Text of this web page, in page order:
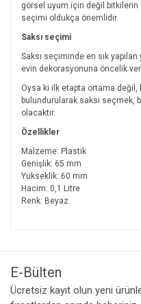
görsel uyum için değil bitkilerin
seçimi oldukça önemlidir.
Saksı seçimi
Saksı seçiminde en sık
evin dekorasyonuna öncelik
Oysa ki ilk etapta ortama
bulundurularak saksı seçmek,
olacaktır.
Özellikler
Malzeme: Plastik
Genişlik: 65 mm
Yükseklik: 60 mm
Hacim: 0,1 Litre
Renk: Beyaz
Ürün resmi kalitesiz,
E-Bülten
Ücretsiz kayıt olun yeni